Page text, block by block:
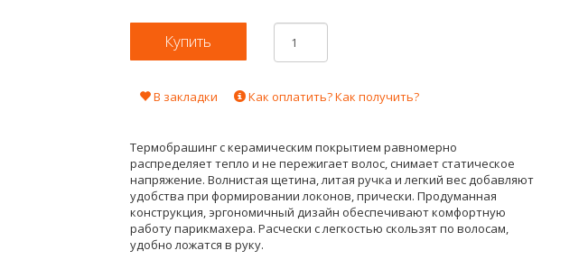
В закладки Как оплатить? Как получить?
Термобрашинг с керамическим покрытием равномерно
распределяет тепло и не пережигает волос, снимает статическое
напряжение. Волнистая щетина, литая ручка и легкий вес добавляют
удобства при формировании локонов, прически. Продуманная
конструкция, эргономичный дизайн обеспечивают комфортную
работу парикмахера. Расчески с легкостью скользят по волосам,
удобно ложатся в руку.